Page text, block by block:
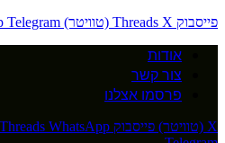
פייסבוק
Threads X (טוויטר) Telegram
אודות
צור קשר
פרסמו אצלנו
X (טוויטר) פייסבוק Threads WhatsApp